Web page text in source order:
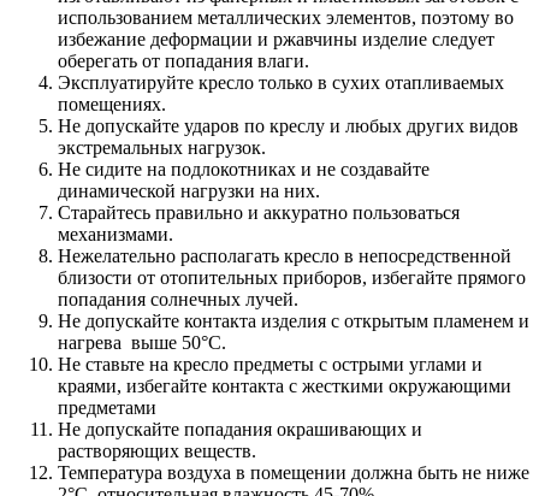
использованием металлических элементов, поэтому во
избежание деформации и ржавчины изделие следует
оберегать от попадания влаги.
Эксплуатируйте кресло только в сухих отапливаемых
помещениях.
Не допускайте ударов по креслу и любых других видов
экстремальных нагрузок.
Не сидите на подлокотниках и не создавайте
динамической нагрузки на них.
Старайтесь правильно и аккуратно пользоваться
механизмами.
Нежелательно располагать кресло в непосредственной
близости от отопительных приборов, избегайте прямого
попадания солнечных лучей.
Не допускайте контакта изделия с открытым пламенем и
нагрева выше 50°С.
Не ставьте на кресло предметы с острыми углами и
краями, избегайте контакта с жесткими окружающими
предметами
Не допускайте попадания окрашивающих и
растворяющих веществ.
Температура воздуха в помещении должна быть не ниже